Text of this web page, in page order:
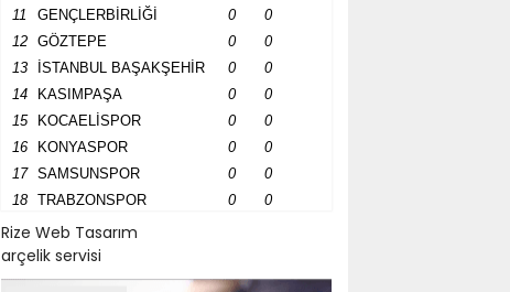
11 GENÇLERBİRLİĞİ 0
0
12
GÖZTEPE 0
0
13
İSTANBUL BAŞAKŞEHİR 0
0
14
KASIMPAŞA 0
0
15
KOCAELİSPOR 0
0
16
KONYASPOR 0
0
17
SAMSUNSPOR 0
0
18
TRABZONSPOR 0 0
Rize Web Tasarım
arçelik servisi